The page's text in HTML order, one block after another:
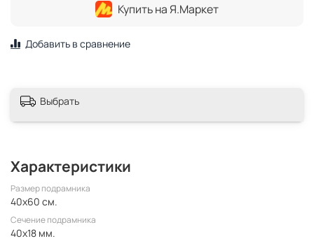
Купить на Я.Маркет
Добавить в сравнение
Выбрать
Характеристики
Размер подрамника
40x60 см.
Сечение подрамника
40x18 мм.